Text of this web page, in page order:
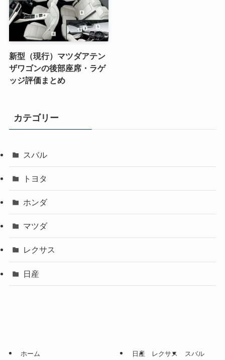
新型（現行）マツダアテン
ザワゴンの後部座席・ラゲ
ッジ評価まとめ
カテゴリー
スバル
トヨタ
ホンダ
マツダ
レクサス
日産
ホーム 日産 レクサス スバル